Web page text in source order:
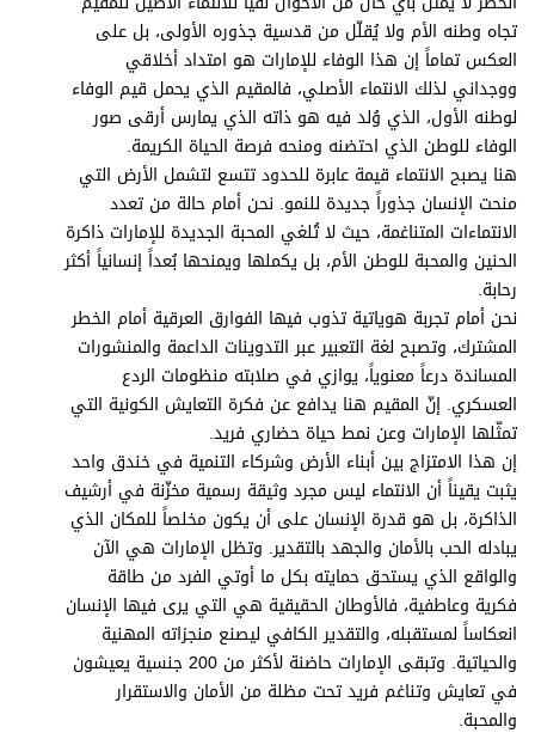
تجاه وطنه الأم ولا يُقلّل من قدسية جذوره الأولى، بل على
العكس تماماً إن هذا الوفاء للإمارات هو امتداد أخلاقي
ووجداني لذلك الانتماء الأصلي، فالمقيم الذي يحمل قيم الوفاء
لوطنه الأول، الذي وُلد فيه هو ذاته الذي يمارس أرقى صور
الوفاء للوطن الذي احتضنه ومنحه فرصة الحياة الكريمة.
هنا يصبح الانتماء قيمة عابرة للحدود تتسع لتشمل الأرض التي
منحت الإنسان جذوراً جديدة للنمو. نحن أمام حالة من تعدد
الانتماءات المتناغمة، حيث لا تُلغي المحبة الجديدة للإمارات ذاكرة
الحنين والمحبة للوطن الأم، بل يكملها ويمنحها بُعداً إنسانياً أكثر
رحابة.
نحن أمام تجربة هوياتية تذوب فيها الفوارق العرقية أمام الخطر
المشترك، وتصبح لغة التعبير عبر التدوينات الداعمة والمنشورات
المساندة درعاً معنوياً، يوازي في صلابته منظومات الردع
العسكري. إنّ المقيم هنا يدافع عن فكرة التعايش الكونية التي
تمثّلها الإمارات وعن نمط حياة حضاري فريد.
إن هذا الامتزاج بين أبناء الأرض وشركاء التنمية في خندق واحد
يثبت يقيناً أن الانتماء ليس مجرد وثيقة رسمية مخزّنة في أرشيف
الذاكرة، بل هو قدرة الإنسان على أن يكون مخلصاً للمكان الذي
يبادله الحب بالأمان والجهد بالتقدير. وتظل الإمارات هي الآن
والواقع الذي يستحق حمايته بكل ما أوتي الفرد من طاقة
فكرية وعاطفية، فالأوطان الحقيقية هي التي يرى فيها الإنسان
انعكاساً لمستقبله، والتقدير الكافي ليصنع منجزاته المهنية
والحياتية. وتبقى الإمارات حاضنة لأكثر من 200 جنسية يعيشون
في تعايش وتناغم فريد تحت مظلة من الأمان والاستقرار
والمحبة.